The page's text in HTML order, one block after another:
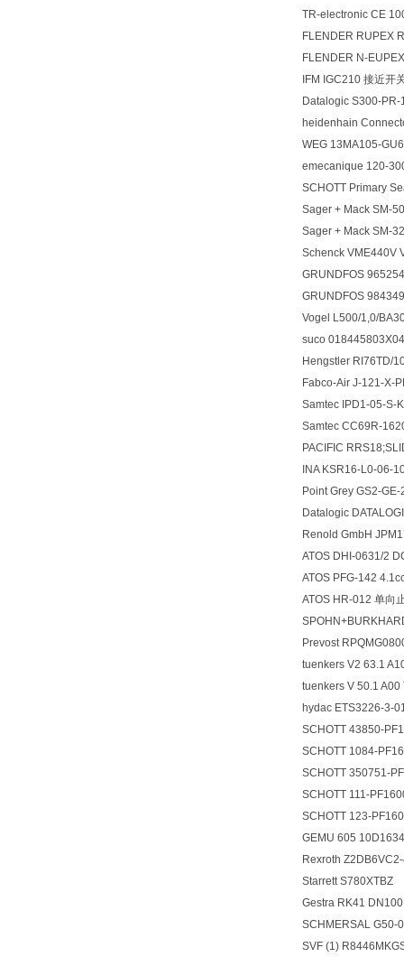
TR-electronic CE
FLENDER RUPEX
FLENDER N-
IFM IGC210 接近开
Datalogic S300-
heidenhain
WEG 13MA105-
emecanique 120-
SCHOTT Primary
Sager + Mack SM-
Sager + Mack SM-
Schenck VME440V
GRUNDFOS
GRUNDFOS
Vogel L500/1,0/
suco
Hengstler RI76TD/
Fabco-Air J-121-X-
Samtec IPD1-05-S-
Samtec CC69R-
PACIFIC
INA KSR16-L0-06-
Point Grey GS2-
Datalogic
Renold GmbH
ATOS DHI-0631/2
ATOS PFG-142
ATOS HR-012 单向
Prevost
tuenkers V2 63.1
tuenkers V 50.1 A00
hydac ETS3226-3-
SCHOTT 43850-
SCHOTT 1084-
SCHOTT 350751-
SCHOTT 111-
SCHOTT 123-
GEMU 605
Rexroth
Starrett S780XTBZ
Gestra RK41
SCHMERSAL
SVF (1)